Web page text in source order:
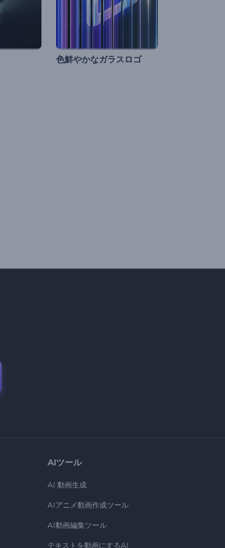
色鮮やかなガラスロゴ
AIツール
AI 動画生成
AIアニメ動画作成ツール
AI動画編集ツール
テキストを動画にするAI